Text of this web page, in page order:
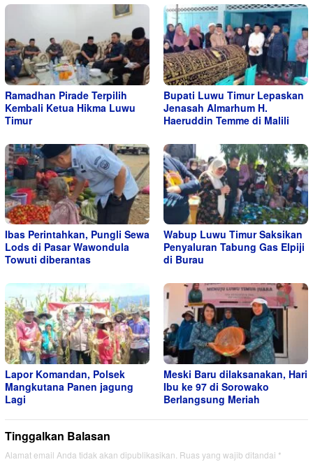
Ramadhan Pirade Terpilih
Kembali Ketua Hikma Luwu
Timur
Bupati Luwu Timur Lepaskan
Jenasah Almarhum H.
Haeruddin Temme di Malili
Ibas Perintahkan, Pungli Sewa
Lods di Pasar Wawondula
Towuti diberantas
Wabup Luwu Timur Saksikan
Penyaluran Tabung Gas Elpiji
di Burau
Lapor Komandan, Polsek
Mangkutana Panen jagung
Lagi
Meski Baru dilaksanakan, Hari
Ibu ke 97 di Sorowako
Berlangsung Meriah
Tinggalkan Balasan
Alamat email Anda tidak akan dipublikasikan. Ruas yang wajib ditandai *